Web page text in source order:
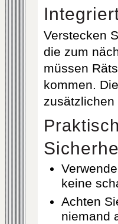
Verstecken
die zum
müssen
kommen.
zusätzlichen
keine
Achten
niemand